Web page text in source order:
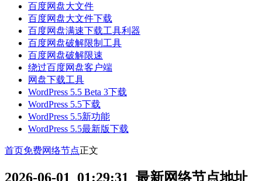
百度网盘大文件
百度网盘大文件下载
百度网盘满速下载工具利器
百度网盘破解限制工具
百度网盘破解限速
绕过百度网盘客户端
网盘下载工具
WordPress 5.5 Beta 3下载
WordPress 5.5下载
WordPress 5.5新功能
WordPress 5.5最新版下载
首页免费网络节点正文
2026-06-01_01:29:31_最新网络节点地址